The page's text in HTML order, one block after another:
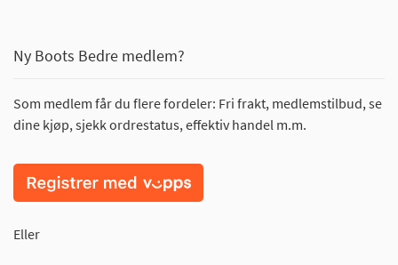
Ny Boots Bedre medlem?
Som medlem får du flere fordeler: Fri frakt, medlemstilbud, se
dine kjøp, sjekk ordrestatus, effektiv handel m.m.
Eller